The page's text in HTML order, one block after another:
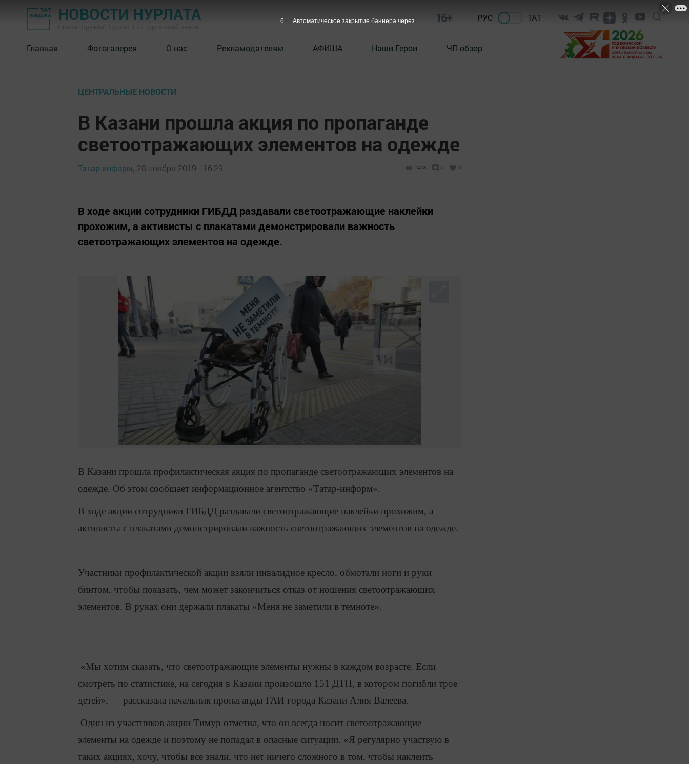
НОВОСТИ НУРЛАТА 16+ РУС ТАТ
Главная Фотогалерея О нас Рекламодателям АФИША Наши Герои ЧП-обзор
ЦЕНТРАЛЬНЫЕ НОВОСТИ
В Казани прошла акция по пропаганде
светоотражающих элементов на одежде
Татар-информ, 28 ноября 2019 - 16:29 2408 0 0
В ходе акции сотрудники ГИБДД раздавали светоотражающие наклейки
прохожим, а активисты с плакатами демонстрировали важность
светоотражающих элементов на одежде.
В Казани прошла профилактическая акция по пропаганде светоотражающих элементов на
одежде. Об этом сообщает информационное агентство «Татар-информ».
В ходе акции сотрудники ГИБДД раздавали светоотражающие наклейки прохожим, а
активисты с плакатами демонстрировали важность светоотражающих элементов на одежде.
Участники профилактической акции взяли инвалидное кресло, обмотали ноги и руки
бинтом, чтобы показать, чем может закончиться отказ от ношения светоотражающих
элементов. В руках они держали плакаты «Меня не заметили в темноте».
«Мы хотим сказать, что светоотражающие элементы нужны в каждом возрасте. Если
смотреть по статистике, на сегодня в Казани произошло 151 ДТП, в котором погибли трое
детей», — рассказала начальник пропаганды ГАИ города Казани Алия Валеева.
Один из участников акции Тимур отметил, что он всегда носит светоотражающие
элементы на одежде и поэтому не попадал в опасные ситуации. «Я регулярно участвую в
таких акциях, хочу, чтобы все знали, что нет ничего сложного в том, чтобы наклеить
5 Автоматическое закрытие баннера через